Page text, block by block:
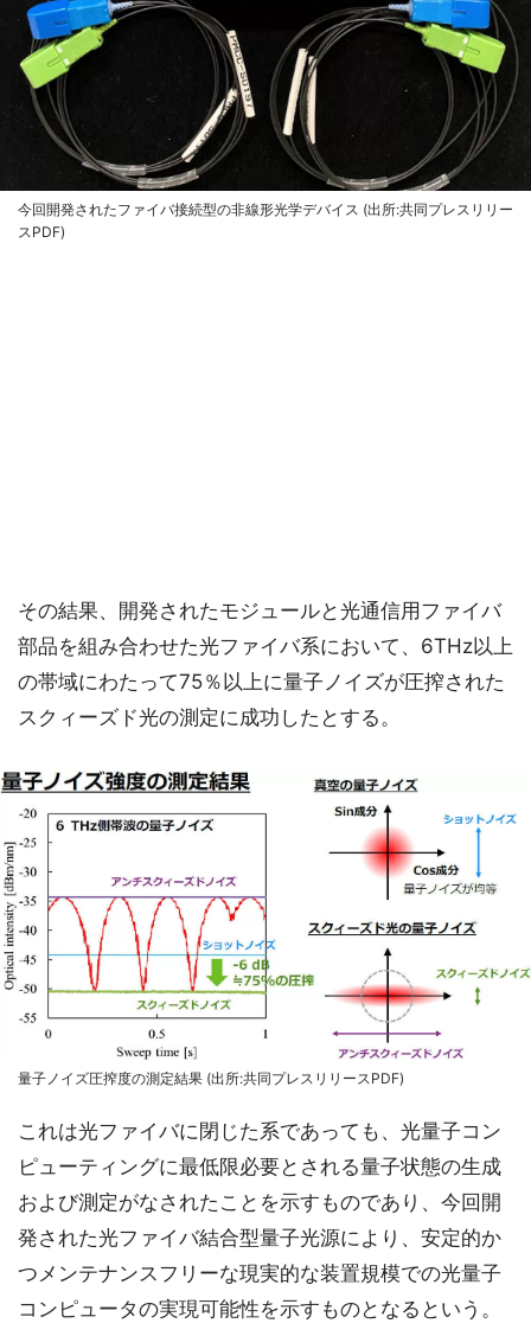
今回開発されたファイバ接続型の非線形光学デバイス (出所:共同プレスリリー
スPDF)
その結果、開発されたモジュールと光通信用ファイバ
部品を組み合わせた光ファイバ系において、6THz以上
の帯域にわたって75％以上に量子ノイズが圧搾された
スクィーズド光の測定に成功したとする。
量子ノイズ圧搾度の測定結果 (出所:共同プレスリリースPDF)
これは光ファイバに閉じた系であっても、光量子コン
ピューティングに最低限必要とされる量子状態の生成
および測定がなされたことを示すものであり、今回開
発された光ファイバ結合型量子光源により、安定的か
つメンテナンスフリーな現実的な装置規模での光量子
コンピュータの実現可能性を示すものとなるという。